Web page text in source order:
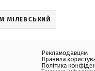
МІЛЕВСЬКИЙ
Рекламодавцям
Правила
Політика